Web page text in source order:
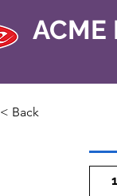
ACME
< Back